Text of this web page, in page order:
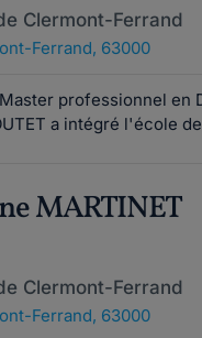
Clermont-Ferrand
Ferrand, 63000
professionnel en
a intégré l'école
MARTINET
Clermont-Ferrand
Ferrand, 63000